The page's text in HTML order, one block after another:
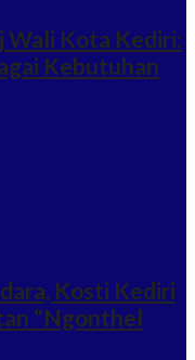
Wali Kota Kediri:
Kebutuhan
Kosti Kediri
“Ngonthel